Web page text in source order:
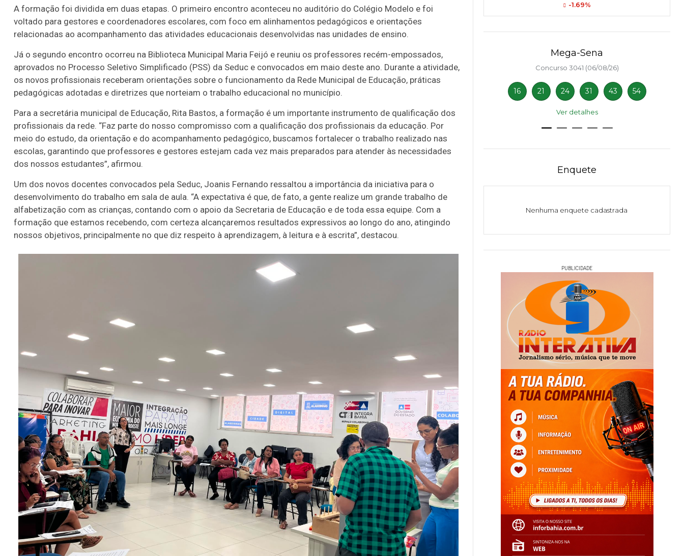
A formação foi dividida em duas etapas. O primeiro encontro aconteceu no auditório do Colégio Modelo e foi
voltado para gestores e coordenadores escolares, com foco em alinhamentos pedagógicos e orientações
relacionadas ao acompanhamento das atividades educacionais desenvolvidas nas unidades de ensino.
Já o segundo encontro ocorreu na Biblioteca Municipal Maria Feijó e reuniu os professores recém-empossados,
aprovados no Processo Seletivo Simplificado (PSS) da Seduc e convocados em maio deste ano. Durante a atividade,
os novos profissionais receberam orientações sobre o funcionamento da Rede Municipal de Educação, práticas
pedagógicas adotadas e diretrizes que norteiam o trabalho educacional no município.
Para a secretária municipal de Educação, Rita Bastos, a formação é um importante instrumento de qualificação dos
profissionais da rede. “Faz parte do nosso compromisso com a qualificação dos profissionais da educação. Por
meio do estudo, da orientação e do acompanhamento pedagógico, buscamos fortalecer o trabalho realizado nas
escolas, garantindo que professores e gestores estejam cada vez mais preparados para atender às necessidades
dos nossos estudantes”, afirmou.
Um dos novos docentes convocados pela Seduc, Joanis Fernando ressaltou a importância da iniciativa para o
desenvolvimento do trabalho em sala de aula. “A expectativa é que, de fato, a gente realize um grande trabalho de
alfabetização com as crianças, contando com o apoio da Secretaria de Educação e de toda essa equipe. Com a
formação que estamos recebendo, com certeza alcançaremos resultados expressivos ao longo do ano, atingindo
nossos objetivos, principalmente no que diz respeito à aprendizagem, à leitura e à escrita”, destacou.
-1.69%
3755 (06/08/26)
07 08 09 11
20 22 23 24
25
detalhes
Lotomania
Concurso 2959 (05/08/26)
05 08 10 12 22 27 33
35 36 43 49 50 56 61
93
Ver detalhes
Duplasena
Concurso 2992 (05/08/26)
10
Ver detalhes
Mega-Sena
Concurso 3041 (06/08/26)
16 21 24 31 43 54
Ver detalhes
Enquete
Nenhuma enquete cadastrada
PUBLICIDADE